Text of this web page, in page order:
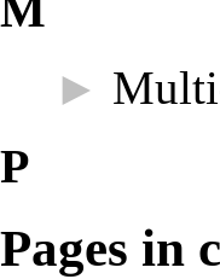
►
P
Pages in